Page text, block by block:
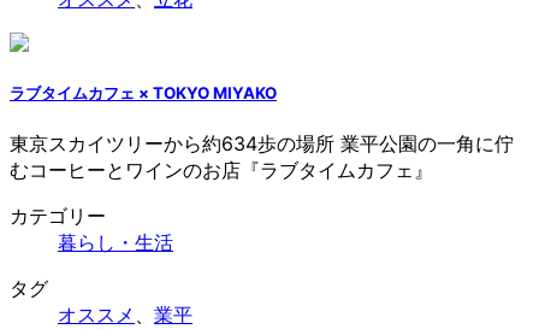
ラブタイムカフェ × TOKYO MIYAKO
東京スカイツリーから約634歩の場所 業平公園の一角に佇
むコーヒーとワインのお店『ラブタイムカフェ』
カテゴリー
暮らし・生活
タグ
オススメ 、 業平